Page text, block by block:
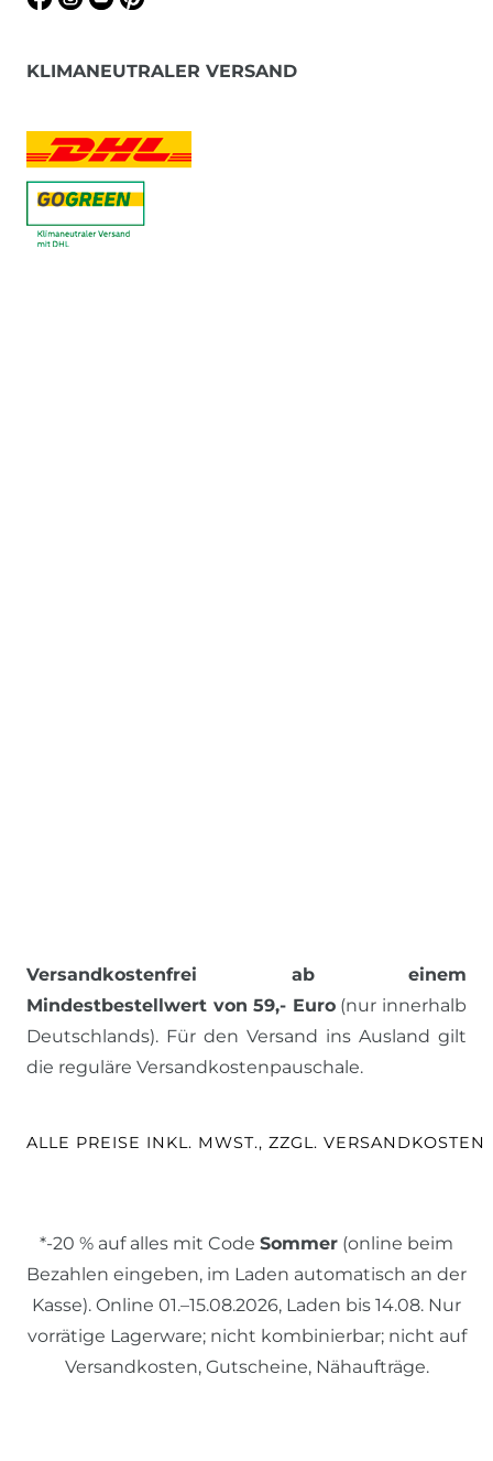
KLIMANEUTRALER VERSAND
Versandkostenfrei ab einem
Mindestbestellwert von 59,- Euro(nur innerhalb
Deutschlands). Für den Versand ins Ausland gilt
die reguläre Versandkostenpauschale.
ALLE PREISE INKL. MWST., ZZGL. VERSANDKOSTEN
*-20 % auf alles mit Code Sommer (online beim
Bezahlen eingeben, im Laden automatisch an der
Kasse). Online 01.–15.08.2026, Laden bis 14.08. Nur
vorrätige Lagerware; nicht kombinierbar; nicht auf
Versandkosten, Gutscheine, Nähaufträge.